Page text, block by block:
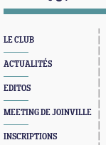
LE CLUB
ACTUALITÉS
EDITOS
MEETING DE JOINVILLE
INSCRIPTIONS